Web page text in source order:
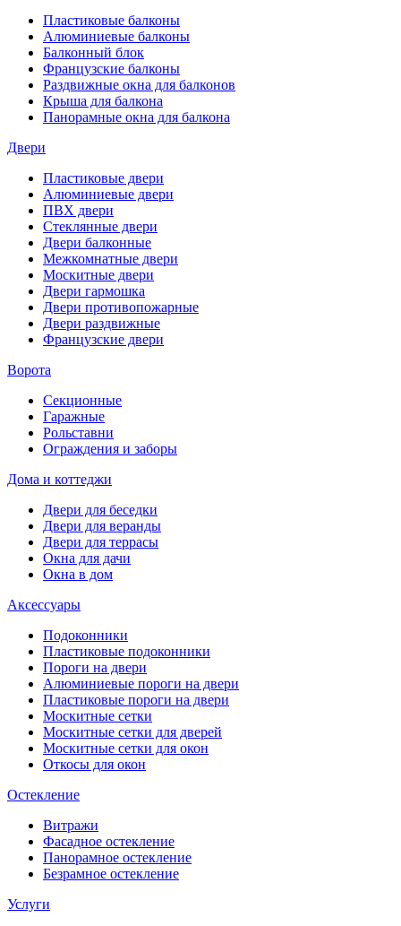
Пластиковые балконы
Алюминиевые балконы
Балконный блок
Французские балконы
Раздвижные окна для балконов
Крыша для балкона
Панорамные окна для балкона
Двери
Пластиковые двери
Алюминиевые двери
ПВХ двери
Стеклянные двери
Двери балконные
Межкомнатные двери
Москитные двери
Двери гармошка
Двери противопожарные
Двери раздвижные
Французские двери
Ворота
Секционные
Гаражные
Рольставни
Ограждения и заборы
Дома и коттеджи
Двери для беседки
Двери для веранды
Двери для террасы
Окна для дачи
Окна в дом
Аксессуары
Подоконники
Пластиковые подоконники
Пороги на двери
Алюминиевые пороги на двери
Пластиковые пороги на двери
Москитные сетки
Москитные сетки для дверей
Москитные сетки для окон
Откосы для окон
Остекление
Витражи
Фасадное остекление
Панорамное остекление
Безрамное остекление
Услуги